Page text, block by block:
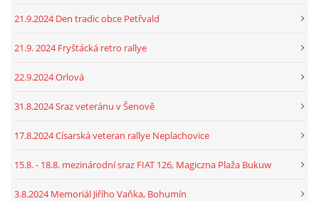
21.9.2024 Den tradic obce Petřvald
21.9. 2024 Fryštácká retro rallye
22.9.2024 Orlová
31.8.2024 Sraz veteránu v Šenově
17.8.2024 Císarská veteran rallye Neplachovice
15.8. - 18.8. mezinárodní sraz FIAT 126, Magiczna Plaža Bukuw
3.8.2024 Memoriál Jiřího Vaňka, Bohumín